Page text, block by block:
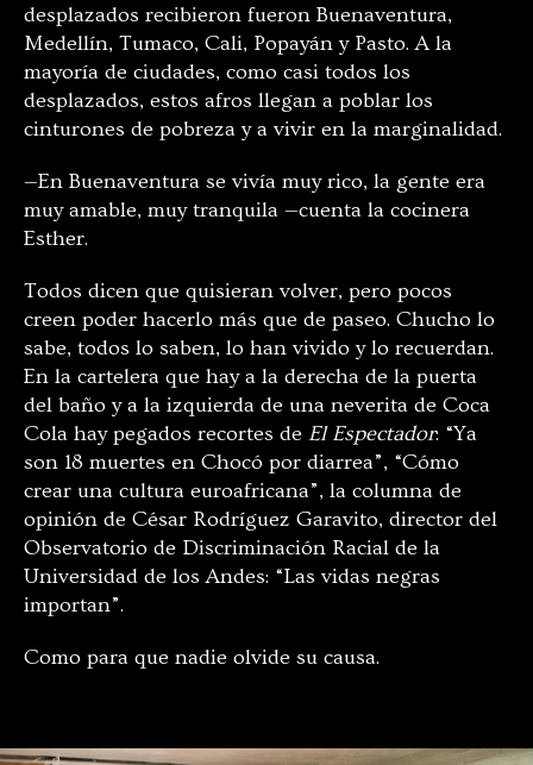
desplazados recibieron fueron Buenaventura,
Medellín, Tumaco, Cali, Popayán y Pasto. A la
mayoría de ciudades, como casi todos los
desplazados, estos afros llegan a poblar los
cinturones de pobreza y a vivir en la marginalidad.
—En Buenaventura se vivía muy rico, la gente era
muy amable, muy tranquila —cuenta la cocinera
Esther.
Todos dicen que quisieran volver, pero pocos
creen poder hacerlo más que de paseo. Chucho lo
sabe, todos lo saben, lo han vivido y lo recuerdan.
En la cartelera que hay a la derecha de la puerta
del baño y a la izquierda de una neverita de Coca
Cola hay pegados recortes de El Espectador: “Ya
son 18 muertes en Chocó por diarrea”, “Cómo
crear una cultura euroafricana”, la columna de
opinión de César Rodríguez Garavito, director del
Observatorio de Discriminación Racial de la
Universidad de los Andes: “Las vidas negras
importan”.
Como para que nadie olvide su causa.